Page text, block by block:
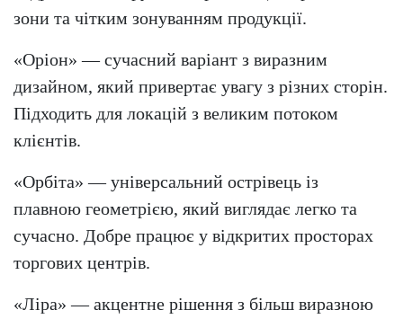
зони та чітким зонуванням продукції.
«Оріон» — сучасний варіант з виразним
дизайном, який привертає увагу з різних сторін.
Підходить для локацій з великим потоком
клієнтів.
«Орбіта» — універсальний острівець із
плавною геометрією, який виглядає легко та
сучасно. Добре працює у відкритих просторах
торгових центрів.
«Ліра» — акцентне рішення з більш виразною